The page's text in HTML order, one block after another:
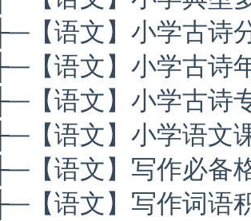
├─【语文】小学古诗
├─【语文】小学古诗
├─【语文】小学古诗
├─【语文】小学语文
├─【语文】写作必备
├─【语文】写作词语